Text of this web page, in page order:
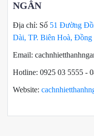
NGÂN
Địa chỉ: Số 51 Đường
Dài, TP. Biên Hoà,
Email:
Hotline: 0925 03 5555 -
Website: